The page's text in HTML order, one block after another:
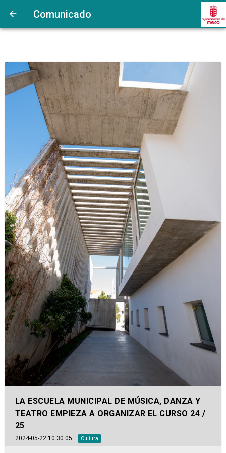
Comunicado
LA ESCUELA MUNICIPAL DE MÚSICA, DANZA Y
TEATRO EMPIEZA A ORGANIZAR EL CURSO 24 /
25
2024-05-22 10:30:05 Cultura